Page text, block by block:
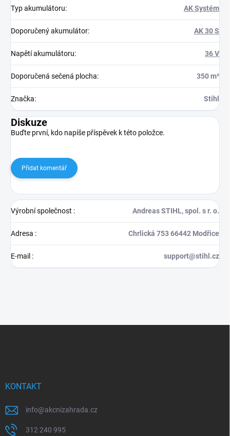
Typ akumulátoru: AK Systém
Doporučený akumulátor: AK 30 S
Napětí akumulátoru: 36 V
Doporučená sečená plocha: 350 m²
Značka: Stihl
Diskuze
Buďte první, kdo napíše příspěvek k této položce.
Přidat komentář
Výrobní společnost : Andreas STIHL, spol. s r. o.
Adresa : Chrlická 753 66442 Modřice
E-mail : support@stihl.cz
KONTAKT
info@akcnizahrada.cz
312 240 995